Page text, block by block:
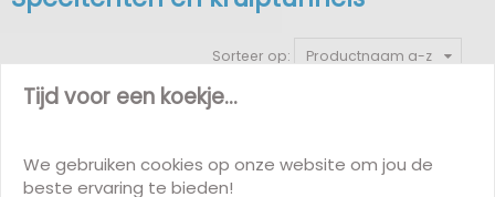
Sorteer op: Productnaam a-z
Tijd voor een koekje...
We gebruiken cookies op onze website om jou de
beste ervaring te bieden!